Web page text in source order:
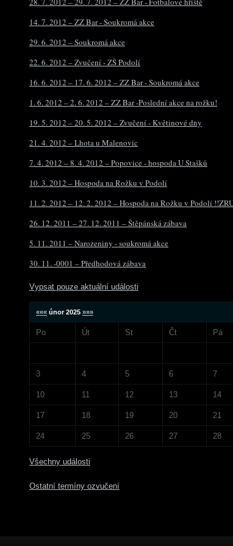
14. 7. 2012 – ZZ Bar - Soukromá akce
29. 6. 2012 – Soukromá akce
22. 6. 2012 – Zvučení - ZŠ Podolí
16. 6. 2012 – 17. 6. 2012 – ZZ Bar - Soukromá akce
1. 6. 2012 – 2. 6. 2012 – ZZ Bar -Poslední akce na rožku!
19. 5. 2012 – 20. 5. 2012 – Zvučení - Květinové dny
21. 4. 2012 – Lhota u Malenovic
7. 4. 2012 – 8. 4. 2012 – Popovice - hospoda U Stašků
10. 3. 2012 – Hospoda na Rožku v Podolí
11. 2. 2012 – 12. 2. 2012 – Hospoda na Rožku v Podolí
26. 12. 2011 – 27. 12. 2011 – Štěpánská zábava
5. 11. 2011 – Narozeniny - soukromá akce
30. 11. -0001 – Předhodová zábava
Vypsat pouze aktuální události
««« únor 2025 »»»
Po Út St Čt Pá
3 4 5 6 7
10 11 12 13 14
17 18 19 20 21
24 25 26 27 28
Všechny události
Ostatní termíny ozvučení